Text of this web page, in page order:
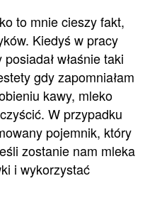
to mnie cieszy fakt,
Kiedyś w pracy
właśnie taki
gdy zapomniałam
kawy, mleko
W przypadku
pojemnik, który
zostanie nam mleka
i wykorzystać